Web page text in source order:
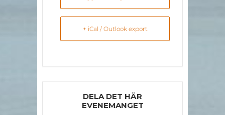
+ iCal / Outlook export
DELA DET HÄR
EVENEMANGET